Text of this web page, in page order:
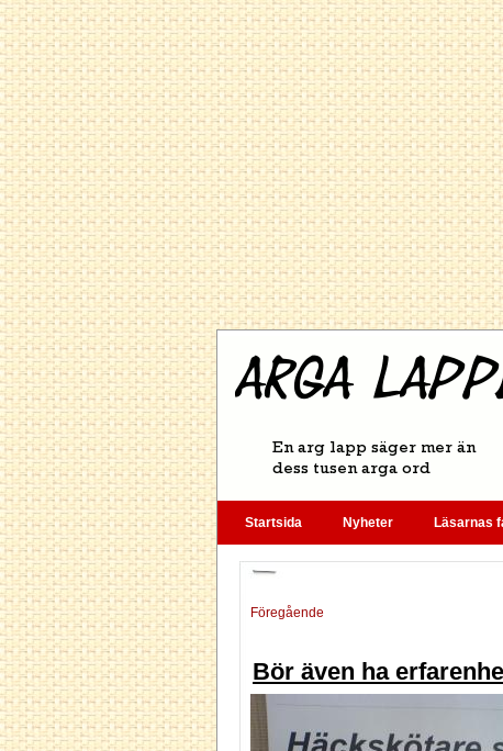
Startsida Nyheter Läsarnas
Föregående
Bör även ha